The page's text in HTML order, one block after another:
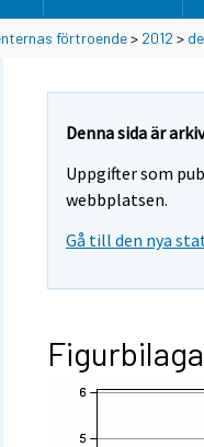
förtroende> 2012 >
Denna sida är
Uppgifter som
webbplatsen.
Gå till den nya